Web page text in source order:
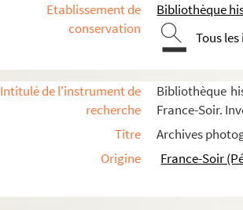
Etablissement de
conservation
Bibliothèque
Tous
Intitulé de l'instrument de
recherche
Bibliothèque
France-Soir.
Titre
Archives
Origine
France-Soir
S
FSE-004632. Sabbadini
FSC-000826. Sacchi, Fabio
FSD-000652. Saint, André
FSE-001329. Saitov, Asiat
FSC-000828. Saiz, Manolo